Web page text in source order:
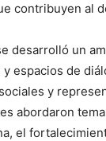
contribuyen al
desarrolló un
espacios de
y
abordaron
el